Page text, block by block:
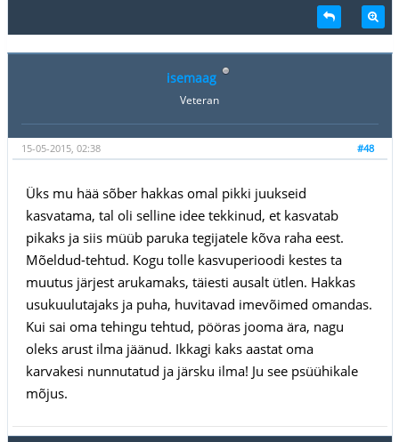
isemaag
Veteran
#48
15-05-2015, 02:38
Üks mu hää sõber hakkas omal pikki juukseid
kasvatama, tal oli selline idee tekkinud, et kasvatab
pikaks ja siis müüb paruka tegijatele kõva raha eest.
Mõeldud-tehtud. Kogu tolle kasvuperioodi kestes ta
muutus järjest arukamaks, täiesti ausalt ütlen. Hakkas
usukuulutajaks ja puha, huvitavad imevõimed omandas.
Kui sai oma tehingu tehtud, pööras jooma ära, nagu
oleks arust ilma jäänud. Ikkagi kaks aastat oma
karvakesi nunnutatud ja järsku ilma! Ju see psüühikale
mõjus.